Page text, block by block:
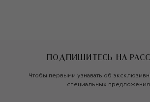
ПОДПИШИТЕСЬ НА
Чтобы первыми узнавать об
специальных